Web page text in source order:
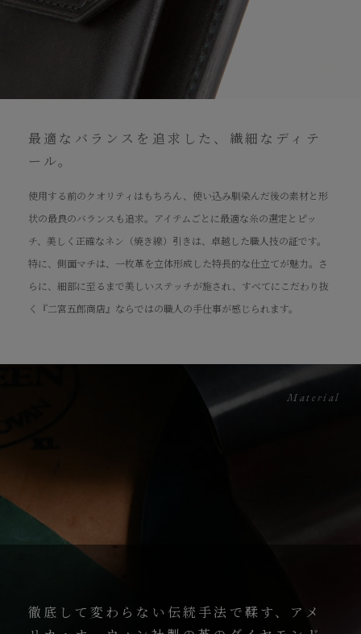
最適なバランスを追求した、繊細なディテ
ール。
使用する前のクオリティはもちろん、使い込み馴染んだ後の素材と形
状の最良のバランスも追求。アイテムごとに最適な糸の選定とピッ
チ、美しく正確なネン（焼き線）引きは、卓越した職人技の証です。
特に、側面マチは、一枚革を立体形成した特長的な仕立てが魅力。さ
らに、細部に至るまで美しいステッチが施され、すべてにこだわり抜
く『二宮五郎商店』ならではの職人の手仕事が感じられます。
Material
徹底して変わらない伝統手法で鞣す、アメ